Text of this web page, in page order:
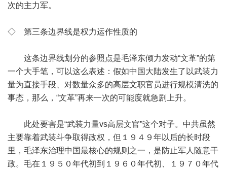
次的主力军。
◇ 第三条边界线是权力运作性质的
这条边界线划分的参照点是毛泽东倾力发动“文革”的第
一个大手笔，可以这么表述：假如中国大陆发生了以武装力
量为直接手段、对数量众多的高层文职官员进行规模清洗的
事态，那么，“文革”再来一次的可能度就急剧上升。
此处要害是“武装力量vs高层文官”这个对子。中共虽然
主要靠着武装斗争取得政权，但１９４９年以后的长时段
里，毛泽东治理中国最核心的规则之一，是防止军人随意干
政。毛在１９５０年代初到１９６０年代初、１９７０年代